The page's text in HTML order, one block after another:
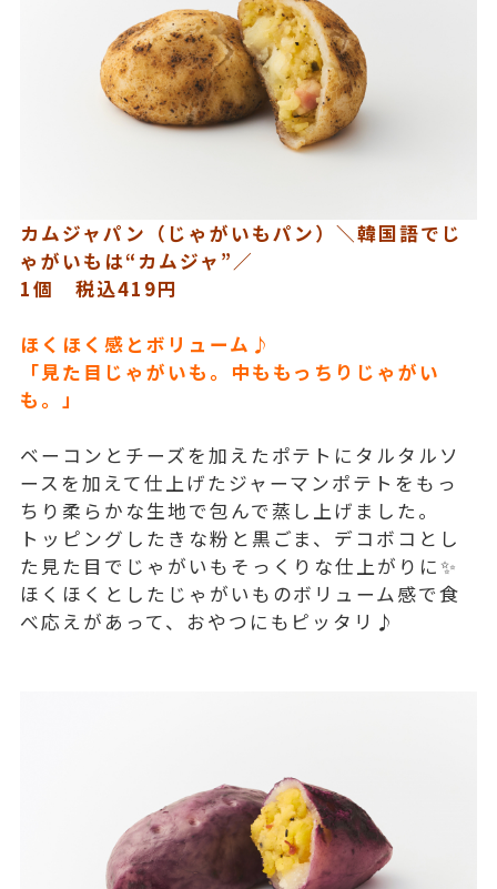
カムジャパン（じゃがいもパン）＼韓国語でじ
ゃがいもは“カムジャ”／
1個 税込419円
ほくほく感とボリューム♪
「見た目じゃがいも。中ももっちりじゃがい
も。」
ベーコンとチーズを加えたポテトにタルタルソ
ースを加えて仕上げたジャーマンポテトをもっ
ちり柔らかな生地で包んで蒸し上げました。
トッピングしたきな粉と黒ごま、デコボコとし
た見た目でじゃがいもそっくりな仕上がりに✨
ほくほくとしたじゃがいものボリューム感で食
べ応えがあって、おやつにもピッタリ♪